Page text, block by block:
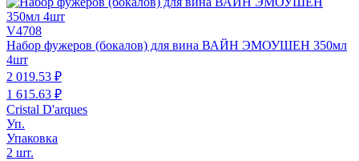
V4708
Набор фужеров (бокалов) для вина ВАЙН ЭМОУШЕН 350мл
4шт
2 019.53 ₽
1 615.63 ₽
Cristal D'arques
Уп.
Упаковка
2 шт.